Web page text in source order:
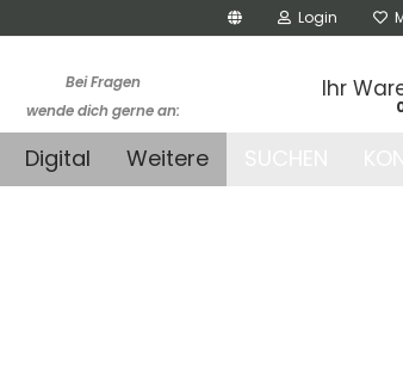
Login
Bei Fragen
wende dich gerne an:
kontakt@stoffmonk.de
-Kein telefonischer
Ihr
Digital Weitere